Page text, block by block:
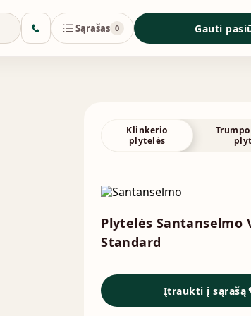
Sąrašas 0 Gauti
Klinkerio
plytelės
Plytelės Santanselmo
Standard
Įtraukti į sąrašą